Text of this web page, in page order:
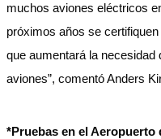
muchos aviones eléctricos
próximos años se
que aumentará la
aviones”, comentó Anders
*Pruebas en el Aeropuerto